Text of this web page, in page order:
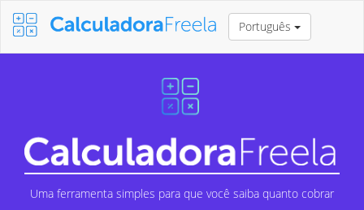
Português
Uma ferramenta simples para que você saiba quanto cobrar